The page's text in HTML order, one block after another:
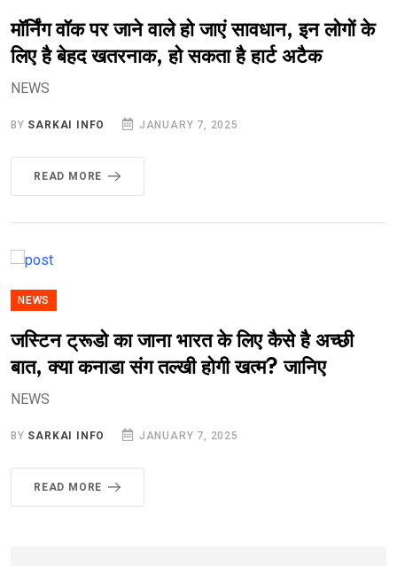
मॉर्निंग वॉक पर जाने वाले हो जाएं सावधान, इन लोगों के
लिए है बेहद खतरनाक, हो सकता है हार्ट अटैक
NEWS
BY SARKAI INFO JANUARY 7, 2025
READ MORE
NEWS
जस्टिन ट्रूडो का जाना भारत के लिए कैसे है अच्छी
बात, क्या कनाडा संग तल्खी होगी खत्म? जानिए
NEWS
BY SARKAI INFO JANUARY 7, 2025
READ MORE